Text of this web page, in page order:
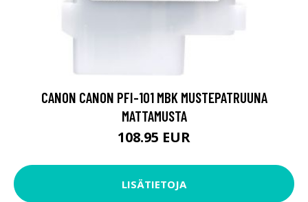
CANON CANON PFI-101 MBK MUSTEPATRUUNA
MATTAMUSTA
108.95 EUR
LISÄTIETOJA